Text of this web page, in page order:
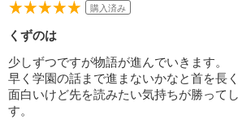
購入済み
くずのは
少しずつですが物語が進んでいきます。
早く学園の話まで進まないかなと首を長
面白いけど先を読みたい気持ちが勝って
す。